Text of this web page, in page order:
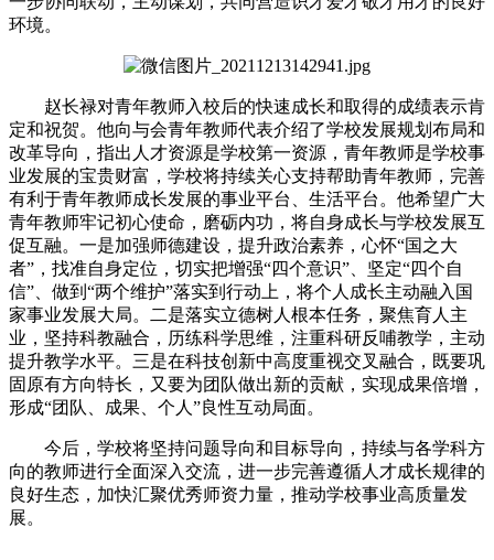
环境。
赵长禄对青年教师入校后的快速成长和取得的成绩表示肯
定和祝贺。他向与会青年教师代表介绍了学校发展规划布局和
改革导向，指出人才资源是学校第一资源，青年教师是学校事
业发展的宝贵财富，学校将持续关心支持帮助青年教师，完善
有利于青年教师成长发展的事业平台、生活平台。他希望广大
青年教师牢记初心使命，磨砺内功，将自身成长与学校发展互
促互融。一是加强师德建设，提升政治素养，心怀“国之大
者”，找准自身定位，切实把增强“四个意识”、坚定“四个自
信”、做到“两个维护”落实到行动上，将个人成长主动融入国
家事业发展大局。二是落实立德树人根本任务，聚焦育人主
业，坚持科教融合，历练科学思维，注重科研反哺教学，主动
提升教学水平。三是在科技创新中高度重视交叉融合，既要巩
固原有方向特长，又要为团队做出新的贡献，实现成果倍增，
形成“团队、成果、个人”良性互动局面。
今后，学校将坚持问题导向和目标导向，持续与各学科方
向的教师进行全面深入交流，进一步完善遵循人才成长规律的
良好生态，加快汇聚优秀师资力量，推动学校事业高质量发
展。